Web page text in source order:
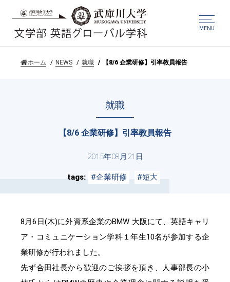
MENU
ホーム NEWS 就職 【8/6 企業研修】引率教員報告
就職
【8/6 企業研修】引率教員報告
2015年08月21日
tags #企業研修 #短大
8月6日(木)に外資系企業のBMW 大阪にて、英語キャリ
ア・コミュニケーション学科１年生10名が参加する企
業研修が行われました。
先ず合田社長から歓迎のご挨拶を頂き、人事部長の小